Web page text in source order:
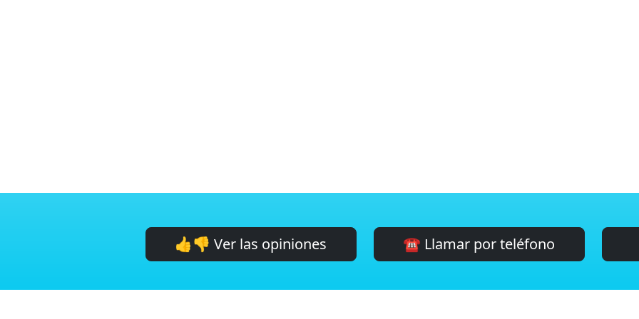
👍👎 Ver las opiniones ☎️ Llamar por teléfono